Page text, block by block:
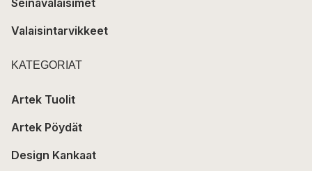
Seinävalaisimet
Valaisintarvikkeet
KATEGORIAT
Artek Tuolit
Artek Pöydät
Design Kankaat